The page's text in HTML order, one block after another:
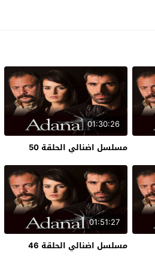
01:30:26
مسلسل اضنالي الحلقة 50
01:51:27
مسلسل اضنالي الحلقة 46